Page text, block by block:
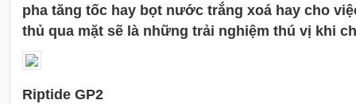
pha tăng tốc hay bọt nước trắng xoá hay cho
thủ qua mặt sẽ là những trải nghiệm thú vị khi
Riptide GP2